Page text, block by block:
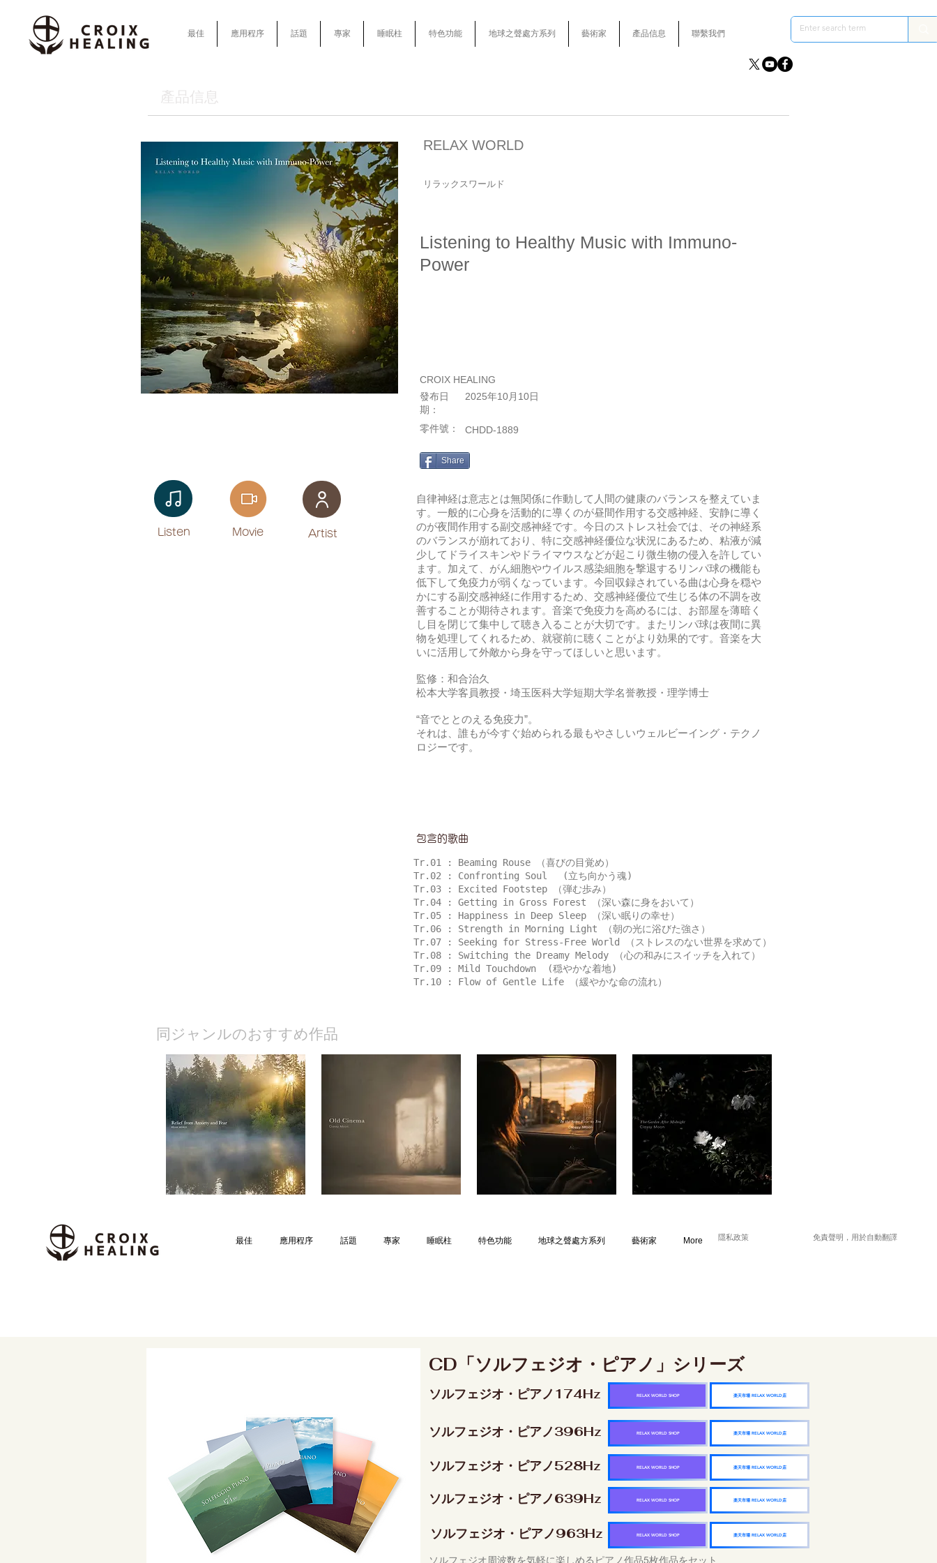
最佳 應用程序 話題 專家 睡眠柱 特色功能 地球之聲處方系列 藝術家 產品信息 聯繫我們
產品信息
Listen​ Movie ​Artist
RELAX WORLD
リラックスワールド
Listening to Healthy Music with Immuno-
Power
CROIX HEALING
2025年10月10日
發布日
期：
零件號：
CHDD-1889
Share
自律神経は意志とは無関係に作動して人間の健康のバランスを整えていま
す。一般的に心身を活動的に導くのが昼間作用する交感神経、安静に導く
のが夜間作用する副交感神経です。今日のストレス社会では、その神経系
のバランスが崩れており、特に交感神経優位な状況にあるため、粘液が減
少してドライスキンやドライマウスなどが起こり微生物の侵入を許してい
ます。加えて、がん細胞やウイルス感染細胞を撃退するリンパ球の機能も
低下して免疫力が弱くなっています。今回収録されている曲は心身を穏や
かにする副交感神経に作用するため、交感神経優位で生じる体の不調を改
善することが期待されます。音楽で免疫力を高めるには、お部屋を薄暗く
し目を閉じて集中して聴き入ることが大切です。またリンパ球は夜間に異
物を処理してくれるため、就寝前に聴くことがより効果的です。音楽を大
いに活用して外敵から身を守ってほしいと思います。
監修：和合治久
松本大学客員教授・埼玉医科大学短期大学名誉教授・理学博士
“音でととのえる免疫力”。
それは、誰もが今すぐ始められる最もやさしいウェルビーイング・テクノ
ロジーです。
包含的歌曲
Tr.01 : Beaming Rouse （喜びの目覚め）
Tr.02 : Confronting Soul (立ち向かう魂)
Tr.03 : Excited Footstep （弾む歩み）
Tr.04 : Getting in Gross Forest （深い森に身をおいて）
Tr.05 : Happiness in Deep Sleep （深い眠りの幸せ）
Tr.06 : Strength in Morning Light （朝の光に浴びた強さ）
Tr.07 : Seeking for Stress-Free World （ストレスのない世界を求めて）
Tr.08 : Switching the Dreamy Melody （心の和みにスイッチを入れて）
Tr.09 : Mild Touchdown (穏やかな着地)
Tr.10 : Flow of Gentle Life （緩やかな命の流れ）
​同ジャンルのおすすめ作品
最佳 應用程序 話題 專家 睡眠柱 特色功能 地球之聲處方系列 藝術家 More 隱私政策 免責聲明，用於自動翻譯
CD「ソルフェジオ・ピアノ」シリーズ
ソルフェジオ・ピアノ174Hz 楽天市場 RELAX WORLD店
RELAX WORLD SHOP
ソルフェジオ・ピアノ396Hz 楽天市場 RELAX WORLD店
RELAX WORLD SHOP
ソルフェジオ・ピアノ528Hz 楽天市場 RELAX WORLD店
RELAX WORLD SHOP
ソルフェジオ・ピアノ639Hz 楽天市場 RELAX WORLD店
RELAX WORLD SHOP
ソルフェジオ・ピアノ963Hz 楽天市場 RELAX WORLD店
RELAX WORLD SHOP
ソルフェジオ周波数を気軽に楽しめるピアノ作品5枚作品をセット